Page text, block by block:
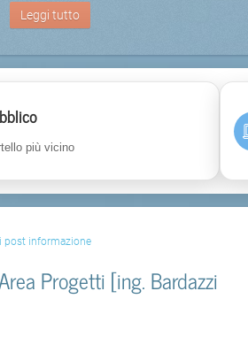
Leggi tutto
più vicino
post informazione
Progetti [ing. Bardazzi